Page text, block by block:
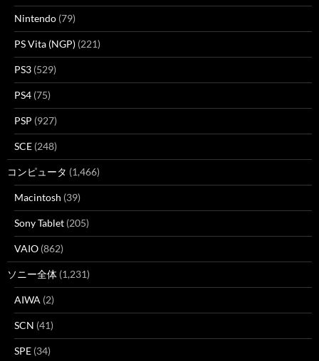
Nintendo (79)
PS Vita (NGP) (221)
PS3 (529)
PS4 (75)
PSP (927)
SCE (248)
コンピュータ (1,466)
Macintosh (39)
Sony Tablet (205)
VAIO (862)
ソニー全体 (1,231)
AIWA (2)
SCN (41)
SPE (34)